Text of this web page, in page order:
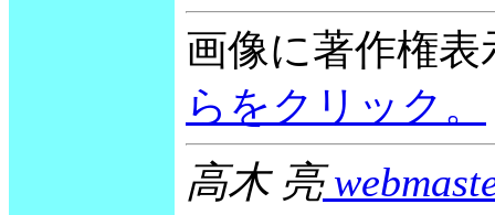
画像に著作権
らをクリック。
高木 亮